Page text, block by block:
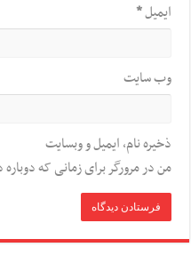
ایمیل*
وب‌ سایت
ذخیره نام، ایمیل و وبسایت
من در مرورگر برای زمانی که